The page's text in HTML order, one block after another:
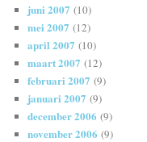
juni 2007 (10)
mei 2007 (12)
april 2007 (10)
maart 2007 (12)
februari 2007 (9)
januari 2007 (9)
december 2006 (9)
november 2006 (9)